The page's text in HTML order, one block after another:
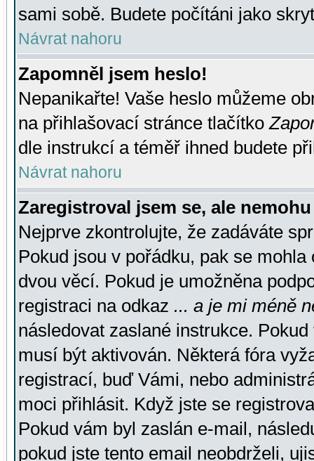
sami sobě. Budete počítáni jako
Návrat nahoru
Zapomněl jsem heslo!
Nepanikařte! Vaše heslo můžeme
na přihlašovací stránce tlačítko
dle instrukcí a téměř ihned budete
Návrat nahoru
Zaregistroval jsem se, ale
Nejprve zkontrolujte, že zadáváte
Pokud jsou v pořádku, pak se
dvou věcí. Pokud je umožněna
registraci na odkaz ... a je mi méně
následovat zaslané instrukce.
musí být aktivován. Některá fóra
registrací, buď Vámi, nebo
moci přihlásit. Když jste se
Pokud vám byl zaslán e-mail,
pokud jste tento email neobdrželi,